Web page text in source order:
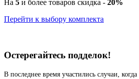
На 5 и более товаров скидка - 20%
Перейти к выбору комплекта
Остерегайтесь подделок!
В последнее время участились случаи,